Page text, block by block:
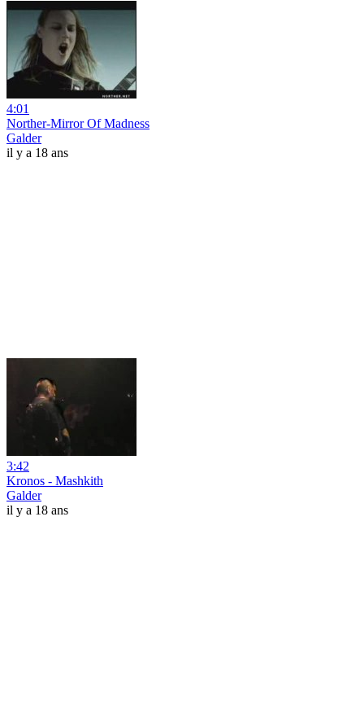
4:01
Norther-Mirror Of Madness
Galder
il y a 18 ans
3:42
Kronos - Mashkith
Galder
il y a 18 ans